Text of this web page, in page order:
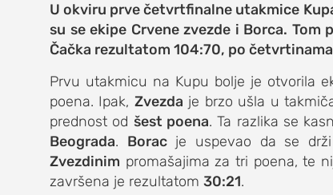
zabava
muzika
putovanja
moda i stil
studenti
U okviru prve četvrtfinalne utakmice
su se ekipe Crvene zvezde i Borca.
Čačka rezultatom 104:70, po
Prvu utakmicu na Kupu bolje je otvorila
poena. Ipak, Zvezda je brzo ušla u
prednost od šest poena. Ta razlika se
Beograda. Boracje uspevao da se
Zvezdinim promašajima za tri poena, te
završena je rezultatom 30:21.